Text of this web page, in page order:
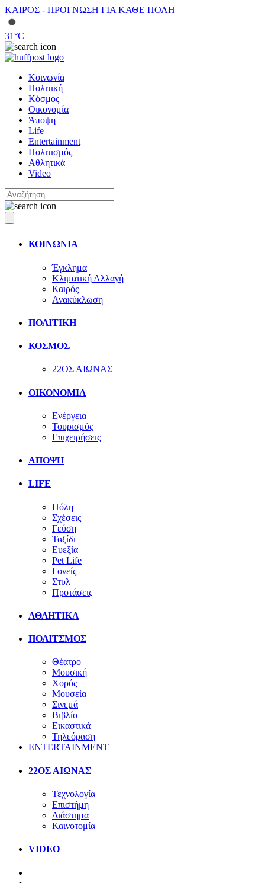
ΚΑΙΡΟΣ - ΠΡΟΓΝΩΣΗ ΓΙΑ ΚΑΘΕ ΠΟΛΗ
31°C
Κοινωνία
Πολιτική
Κόσμος
Οικονομία
Άποψη
Life
Entertainment
Πολιτισμός
Αθλητικά
Video
ΚΟΙΝΩΝΙΑ
Έγκλημα
Κλιματική Αλλαγή
Καιρός
Ανακύκλωση
ΠΟΛΙΤΙΚΗ
ΚΟΣΜΟΣ
22ΟΣ ΑΙΩΝΑΣ
ΟΙΚΟΝΟΜΙΑ
Ενέργεια
Τουρισμός
Επιχειρήσεις
ΑΠΟΨΗ
LIFE
Πόλη
Σχέσεις
Γεύση
Ταξίδι
Ευεξία
Pet Life
Γονείς
Στυλ
Προτάσεις
ΑΘΛΗΤΙΚΑ
ΠΟΛΙΤΣΜΟΣ
Θέατρο
Μουσική
Χορός
Μουσεία
Σινεμά
Βιβλίο
Εικαστικά
Τηλεόραση
ENTERTAINMENT
22ΟΣ ΑΙΩΝΑΣ
Τεχνολογία
Επιστήμη
Διάστημα
Καινοτομία
VIDEO